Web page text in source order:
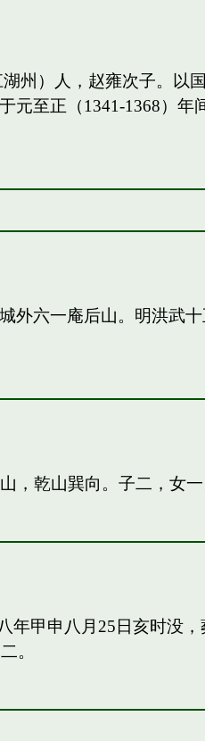
州）人，赵雍次子。以
至正（1341-1368）年
外六一庵后山。明洪武
，乾山巽向。子二，女一
甲申八月25日亥时没
。